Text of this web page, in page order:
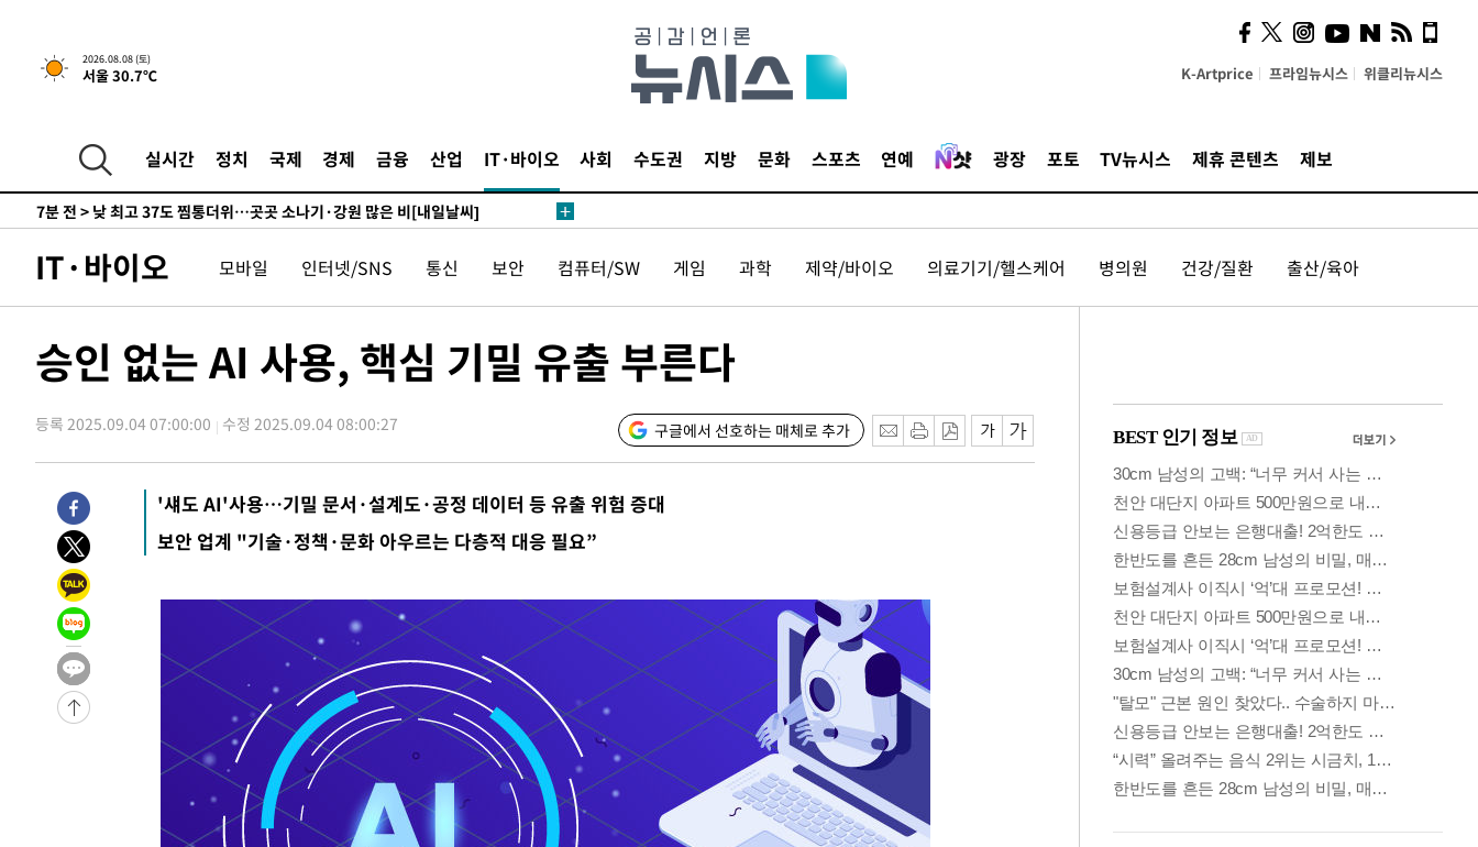
2026.08.08 (토)
서울 30.7℃ K-Artprice 프라임뉴시스 위클리뉴시스
실시간 정치 국제 경제 금융 산업 IT·바이오 사회 수도권 지방 문화 스포츠 연예 광장 포토 TV뉴시스 제휴 콘텐츠 제보
실천"
-10090초 전 >이란, "오만과 '중앙 단일 루트' 합의…북쪽 인바운드·남쪽 아웃바
운드는 임시"
-1658초 전 > "낮 기온 소폭 하락"…수도권 폭염중대경보, 폭염경보로 하향
-1585초 전 >
[단독]중수청 지원 검사들, 정원 초과 시 낮은 계급 임용…희망지 못
낮 최고 37도 찜통더위…곳곳 소나기·강원 많은 비[내일날씨]
35분 전 >SK하이닉스, 용인·청주 팹에 54조 투자…"AI 메모리 수요 선제 대응"
1시간 전 > 외국인 심판 성 접대 7경기 들여다보니…한국 축구 '5승 2무'
1시간 전 >[속보]코스닥, 2.86포인트(0.36%) 내린 798.81마감
1시간 전 >[속보]원·달러 환율, 7.7원 내린 1416.1원 마감
2시간 전 >[속보]종합특검, '계엄 수용공간 확보' 신용해 前교정본부장 기소
2시간 전 >외신들도 주목한 韓축구 파문…"국민적 공분에 수사 재개"
2시간 전 >
11시간 압수수색에 성접대 파문까지…'쑥대밭' 된 축구협회
3시간 전 >
[속보]규제합리화위원회 부위원장에 김태유 서울대 공대 교수…이병태
후임
-18575초 전 >
이강인, 폭염 속 AT마드리드 첫 훈련…80명 식사 대접까지(종합)
-15714초 전 >
하향수정 (2보)
-15162초 전 >
[속보] 미 사업체, 일자리 7월에 2.3만 개 줄어…실업률은 4.1%로
-11025초 전 >
[속보]이 대통령 "부동산 공급 기존 사고방식 매달리지 말고 과감히
실천"
-10110초 전 >
이란, "오만과 '중앙 단일 루트' 합의…북쪽 인바운드·남쪽 아웃바
운드는 임시"
-1678초 전 >
"낮 기온 소폭 하락"…수도권 폭염중대경보, 폭염경보로 하향
[속보]이 대통령, '호우피해' 안동·의성 관할 4개 면 특별재난지역 선
[단독]중수청 지원 검사들, 정원 초과 시 낮은 계급 임용…희망지 못
낮 최고 37도 찜통더위…곳곳 소나기·강원 많은 비[내일날씨]
SK하이닉스, 용인·청주 팹에 54조 투자…"AI 메모리 수요 선제 대응"
IT·바이오 모바일 인터넷/SNS 통신 보안 컴퓨터/SW 게임 과학 제약/바이오 의료기기/헬스케어 병의원 건강/질환 출산/육아
승인 없는 AI 사용, 핵심 기밀 유출 부른다
등록 2025.09.04 07:00:00 수정 2025.09.04 08:00:27 구글에서 선호하는 매체로 추가
'섀도 AI'사용…기밀 문서·설계도·공정 데이터 등 유출 위험 증대
보안 업계 "기술·정책·문화 아우르는 다층적 대응 필요”
시, 스마트폰 액세서리에
NFC 더했다